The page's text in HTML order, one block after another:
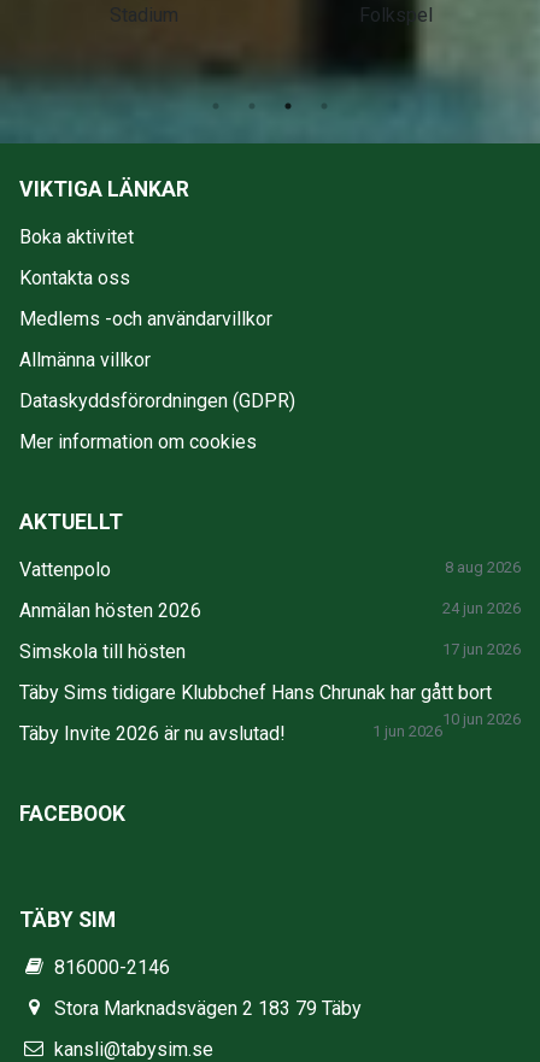
Stadium Folkspel
VIKTIGA LÄNKAR
Boka aktivitet
Kontakta oss
Medlems -och användarvillkor
Allmänna villkor
Dataskyddsförordningen (GDPR)
Mer information om cookies
AKTUELLT
Vattenpolo 8 aug 2026
Anmälan hösten 2026 24 jun 2026
Simskola till hösten 17 jun 2026
Täby Sims tidigare Klubbchef Hans Chrunak har gått bort
10 jun 2026
Täby Invite 2026 är nu avslutad! 1 jun 2026
FACEBOOK
TÄBY SIM
816000-2146
Stora Marknadsvägen 2 183 79 Täby
kansli@tabysim.se